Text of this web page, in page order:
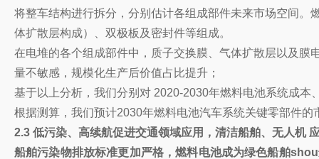
将整车结构进行拆分，分别估计各组成部件未来市场空间
体扩散层构成）、双极板及密封件等组成。
在电堆的各个组成部件中，质子交换膜、气体扩散层以及
量不敏感，规模化生产后价值占比提升；
基于以上分析，我们分别对 2020-2030年燃料电池系统成
根据测算，我们预计2030年燃料电池汽车系统关键零部件
2.3 低污染、高续航促进交通领域应用，清洁船舶、无人机
船舶污染物排放标准更加严格，燃料电池成为绿色船舶